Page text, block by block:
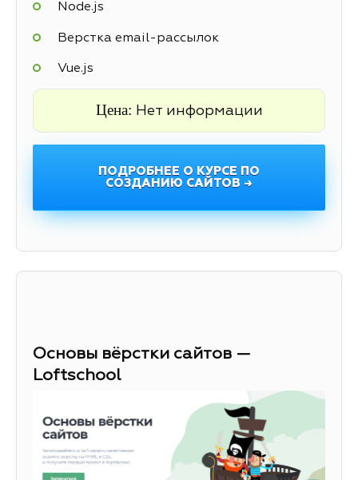
Node.js
Верстка email-рассылок
Vue.js
Цена: Нет информации
ПОДРОБНЕЕ О КУРСЕ ПО
СОЗДАНИЮ САЙТОВ →
Основы вёрстки сайтов —
Loftschool